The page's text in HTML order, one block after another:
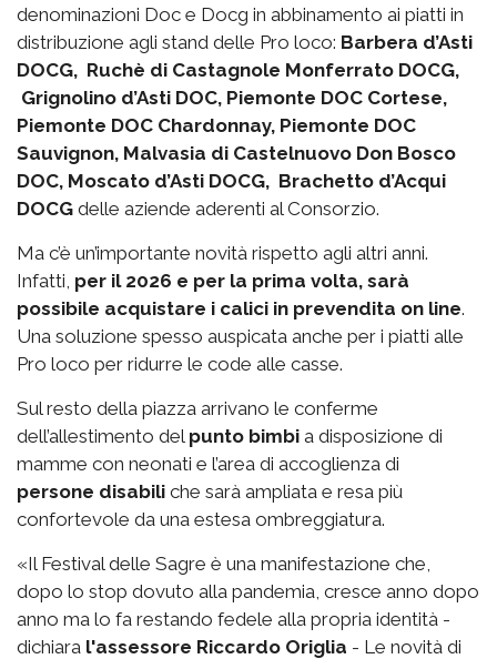
denominazioni Doc e Docg in abbinamento ai piatti in
distribuzione agli stand delle Pro loco: Barbera d’Asti
DOCG, Ruchè di Castagnole Monferrato DOCG,
Grignolino d’Asti DOC, Piemonte DOC Cortese,
Piemonte DOC Chardonnay, Piemonte DOC
Sauvignon, Malvasia di Castelnuovo Don Bosco
DOC, Moscato d’Asti DOCG, Brachetto d’Acqui
DOCG delle aziende aderenti al Consorzio.
Ma c’è un’importante novità rispetto agli altri anni.
Infatti, per il 2026 e per la prima volta, sarà
possibile acquistare i calici in prevendita on line.
Una soluzione spesso auspicata anche per i piatti alle
Pro loco per ridurre le code alle casse.
Sul resto della piazza arrivano le conferme
dell’allestimento del punto bimbi a disposizione di
mamme con neonati e l’area di accoglienza di
persone disabili che sarà ampliata e resa più
confortevole da una estesa ombreggiatura.
«Il Festival delle Sagre è una manifestazione che,
dopo lo stop dovuto alla pandemia, cresce anno dopo
anno ma lo fa restando fedele alla propria identità -
dichiara l'assessore Riccardo Origlia - Le novità di